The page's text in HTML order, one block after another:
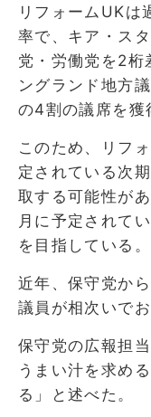
リフォームUKは
率で、キア・ス
党・労働党を2桁
ングランド地方
の4割の議席を獲
このため、リフ
定されている次
取する可能性が
月に予定されて
を目指している。
近年、保守党か
議員が相次いで
保守党の広報担
うまい汁を求め
る」と述べた。